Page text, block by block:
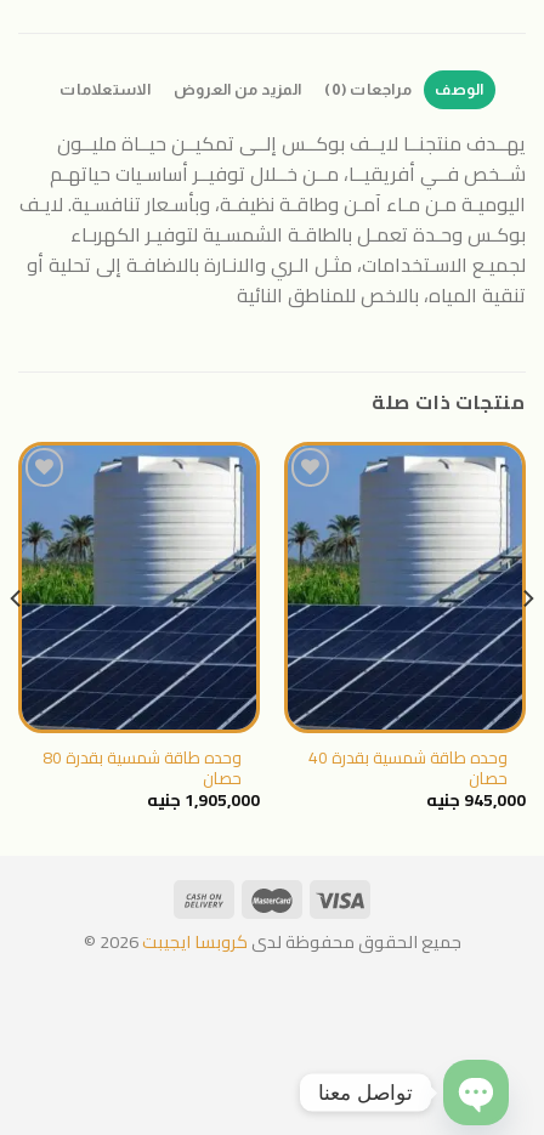
الوصف مراجعات (0) المزيد من العروض الاستعلامات
يهــدف منتجنــا لايــف بوكــس إلــى تمكيــن حيــاة مليــون
شــخص فــي أفريقيــا، مــن خــلال توفيــر أساسـيات حياتهـم
اليوميـة مـن مـاء آمـن وطاقـة نظيفـة، وبأسـعار تنافسـية. لايـف
بوكـس وحـدة تعمـل بالطاقـة الشمسـية لتوفيـر الكهربـاء
لجميـع الاسـتخدامات، مثـل الـري والانـارة بالاضافـة إلى تحلية أو
تنقية المياه، بالاخص للمناطق النائية
منتجات ذات صلة
اضافة
الى
المنتجات
المفضلة
وحده طاقة شمسية بقدرة 40
حصان
945,000جنيه
اضافة
الى
المنتجات
المفضلة
وحده طاقة شمسية بقدرة 80
حصان
1,905,000جنيه
جميع الحقوق محفوظة لدىكروبسا ايجيبت2026 ©
تواصل معنا